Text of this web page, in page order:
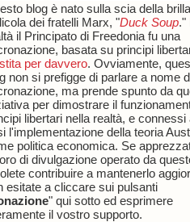
blog è nato sulla scia della
dei fratelli Marx, "Duck Soup."
il Principato di Freedonia fu una
basata su principi
per davvero. Ovviamente,
non si prefigge di parlare a nome
ma prende spunto da
per dimostrare il
libertari nella realtà, e connessi
l'implementazione della teoria
politica economica. Se
di divulgazione operato da
contribuire a mantenerlo
esitate a cliccare sui pulsanti
" qui sotto ed esprimere
il vostro supporto.